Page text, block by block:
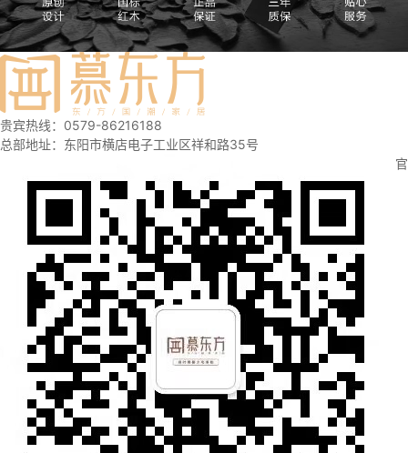
贵宾热线：0579-86216188
总部地址：东阳市横店电子工业区祥和路35号
官